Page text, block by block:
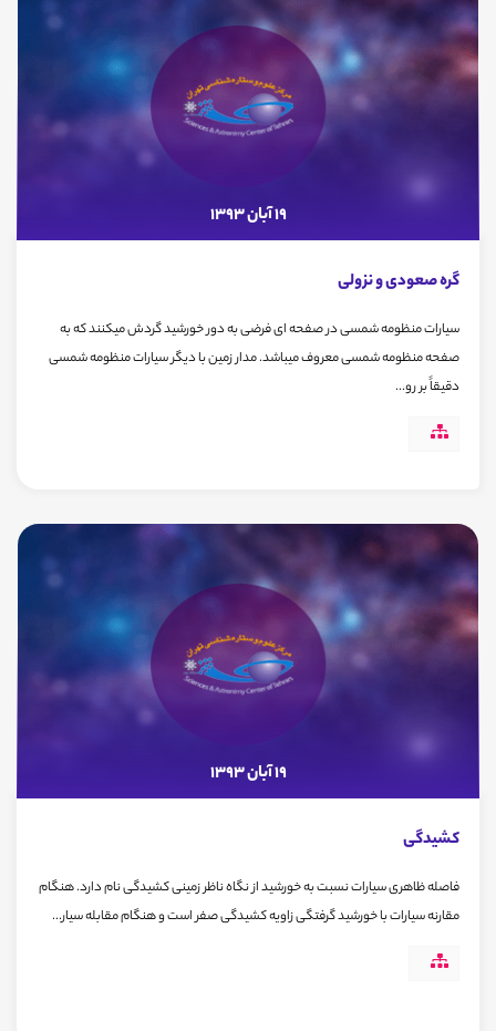
19 آبان 1393
گره صعودی و نزولی
سیارات منظومه شمسی در صفحه ای فرضی به دور خورشید گردش میکنند که به
صفحه منظومه شمسی معروف میباشد. مدار زمین با دیگر سیارات منظومه شمسی
دقیقاً بر رو...
19 آبان 1393
کشیدگی
فاصله ظاهری سیارات نسبت به خورشید از نگاه ناظر زمینی کشیدگی نام دارد. هنگام
مقارنه سیارات با خورشید گرفتگی زاویه کشیدگی صفر است و هنگام مقابله سیار...